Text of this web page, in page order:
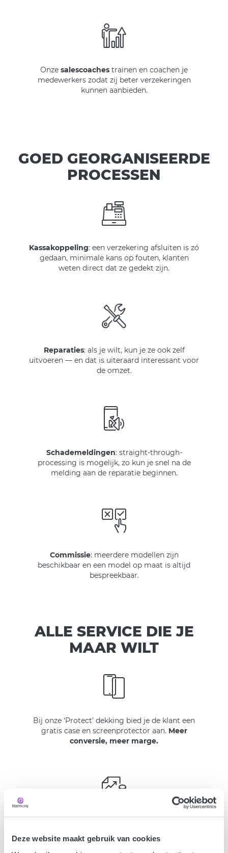
Deze website maakt gebruik van cookies
Onze salescoaches trainen en coachen je
medewerkers zodat zij beter verzekeringen
kunnen aanbieden.
GOED GEORGANISEERDE
PROCESSEN
Kassakoppeling: een verzekering afsluiten is zó
gedaan, minimale kans op fouten, klanten
weten direct dat ze gedekt zijn.
Reparaties: als je wilt, kun je ze ook zelf
uitvoeren — en dat is uiteraard interessant voor
de omzet.
Schademeldingen: straight-through-
processing is mogelijk, zo kun je snel na de
melding aan de reparatie beginnen.
Commissie: meerdere modellen zijn
beschikbaar en een model op maat is altijd
bespreekbaar.
ALLE SERVICE DIE JE
MAAR WILT
Bij onze ‘Protect’ dekking bied je de klant een
gratis case en screenprotector aan. Meer
conversie, meer marge.
opleveren, zonder er iets voor te hoeven doen.